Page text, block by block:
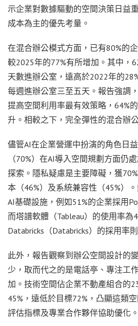
示企業對數據驅動的空間決策日益
成本為主的優先考量。
在混合辦公模式方面，已有80%的
較2025年的77%有所增加。其中，
天數進辦公室，遠高於2022年的
每週進辦公室三至五天。報告強調
提高空間利用率最有效策略，64%
升。相較之下，完全彈性的混合辦
儘管AI在企業營運中扮演的角色日
（70%）在AI導入空間規劃方面仍
探索。隱私疑慮是主要障礙，獲
本（46%）及系統兼容性（45%）
AI基礎設施，例如51%的企業採用
而塔譜軟體（Tableau）的使用率為
Databricks（Databricks）的採用率
此外，報告觀察到辦公空間設計的
少，取而代之的是電話亭、專注工
加。技術空間佔企業不動產組合的
45%，遠低於目標72%，凸顯這類
評估指標及專業合作夥伴協助優化。